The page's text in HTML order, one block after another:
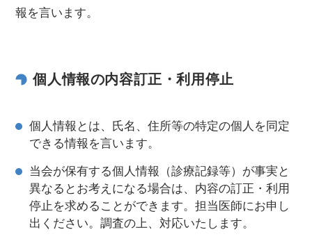
報を言います。
個人情報の内容訂正・利用停止
個人情報とは、氏名、住所等の特定の個人を同定
できる情報を言います。
当会が保有する個人情報（診療記録等）が事実と
異なるとお考えになる場合は、内容の訂正・利用
停止を求めることができます。担当医師にお申し
出ください。調査の上、対応いたします。